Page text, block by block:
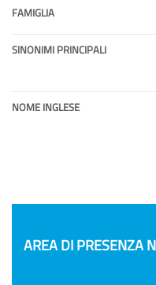
FAMIGLIA
SINONIMI PRINCIPALI
NOME INGLESE
AREA DI PRESENZA